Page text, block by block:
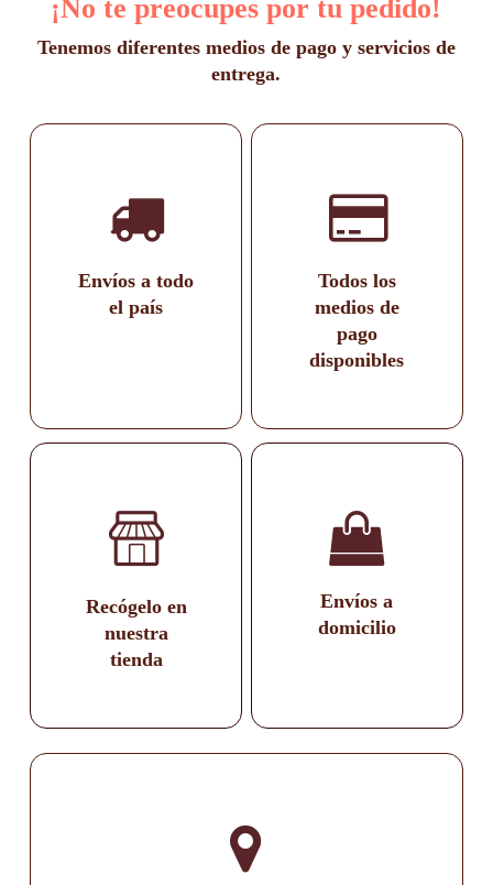
¡No te preocupes por tu pedido!
Tenemos diferentes medios de pago y servicios de
entrega.
Envíos a todo
el país
Todos los
medios de
pago
disponibles
Recógelo en
nuestra
tienda
Envíos a
domicilio